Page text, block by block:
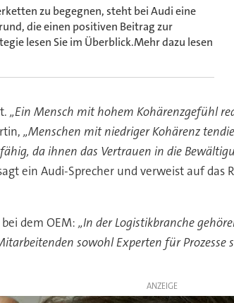
zu begegnen, steht bei Audi eine
die einen positiven Beitrag zur
lesen Sie im Überblick.Mehr dazu lesen
„Ein Mensch mit hohem Kohärenzgefühl
„Menschen mit niedriger Kohärenz
da ihnen das Vertrauen in die
ein Audi-Sprecher und verweist auf das
dem OEM: „In der Logistikbranche
sowohl Experten für Prozesse
ANZEIGE